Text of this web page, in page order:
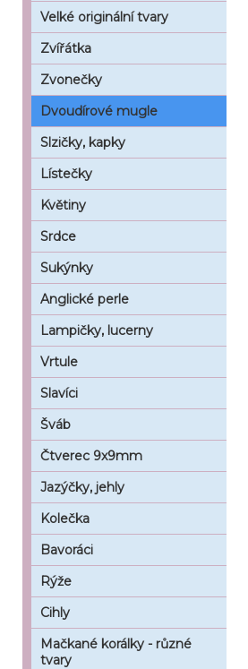
Velké originální tvary
Zvířátka
Zvonečky
Dvoudírové mugle
Slzičky, kapky
Lístečky
Květiny
Srdce
Sukýnky
Anglické perle
Lampičky, lucerny
Vrtule
Slavíci
Šváb
Čtverec 9x9mm
Jazýčky, jehly
Kolečka
Bavoráci
Rýže
Cihly
Mačkané korálky - různé
tvary